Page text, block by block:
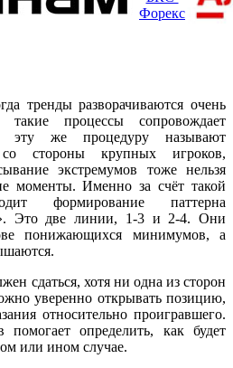
тренды разворачиваются очень
процессы сопровождает
эту же процедуру называют
стороны крупных игроков,
экстремумов тоже нельзя
моменты. Именно за счёт такой
формирование паттерна
Это две линии, 1-3 и 2-4. Они
понижающихся минимумов, а
сдаться, хотя ни одна из сторон
уверенно открывать позицию,
относительно проигравшего.
помогает определить, как будет
или ином случае.